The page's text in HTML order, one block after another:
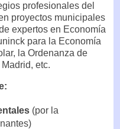
profesionales del
proyectos municipales
expertos en Economía
para la Economía
la Ordenanza de
etc.
(por la